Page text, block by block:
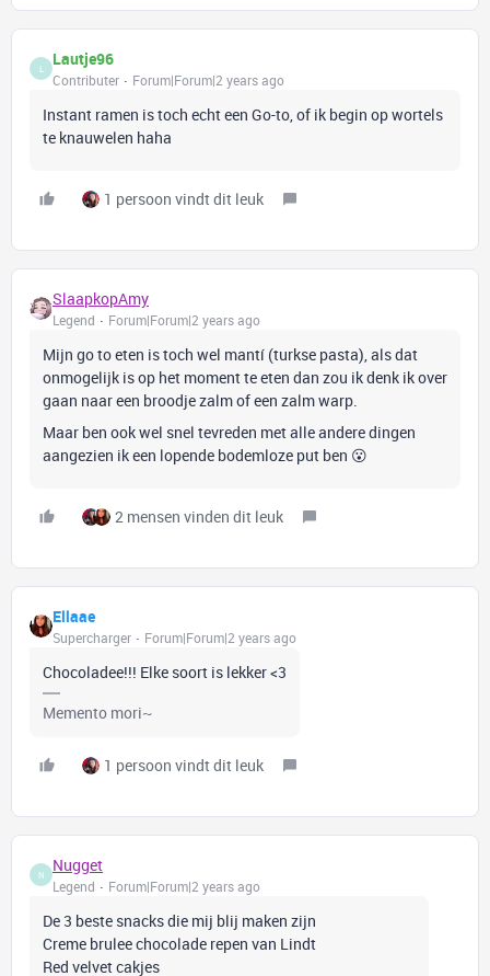
L Lautje96
Contributer Forum|Forum|2 years ago
Instant ramen is toch echt een Go-to, of ik begin op wortels
te knauwelen haha
1 persoon vindt dit leuk
SlaapkopAmy
Legend Forum|Forum|2 years ago
Mijn go to eten is toch wel mantí (turkse pasta), als dat
onmogelijk is op het moment te eten dan zou ik denk ik over
gaan naar een broodje zalm of een zalm warp.
Maar ben ook wel snel tevreden met alle andere dingen
aangezien ik een lopende bodemloze put ben 😮
2 mensen vinden dit leuk
Ellaae
Supercharger Forum|Forum|2 years ago
Chocoladee!!! Elke soort is lekker <3
Memento mori~
1 persoon vindt dit leuk
N Nugget
Legend Forum|Forum|2 years ago
De 3 beste snacks die mij blij maken zijn
Creme brulee chocolade repen van Lindt
Red velvet cakjes